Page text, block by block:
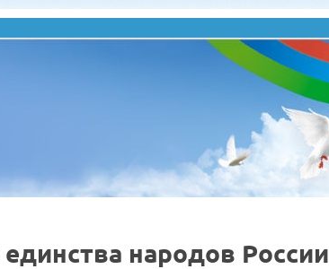
народов России